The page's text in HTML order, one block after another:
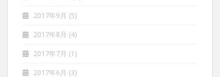
2017年9月 (5)
2017年8月 (4)
2017年7月 (1)
2017年6月 (3)